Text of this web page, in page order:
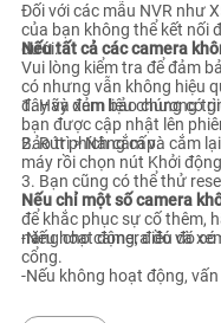
Đối với các mẫu NVR như
của bạn không thể kết nối
dưới:
Nếu tất cả các camera
Vui lòng kiểm tra để đảm
có nhưng vẫn không hiệu
đây và xem liệu chúng có
1. Hãy đảm bảo chương
bạn được cập nhật lên
Bảo trì > Nâng cấp.
2. Rút phích cắm và cắm
máy rồi chọn nút Khởi
3. Bạn cũng có thể thử
Nếu chỉ một số camera
để khắc phục sự cố thêm,
năng cho camera đó và
-Nếu hoạt động, điều đó
cổng.
-Nếu không hoạt động,